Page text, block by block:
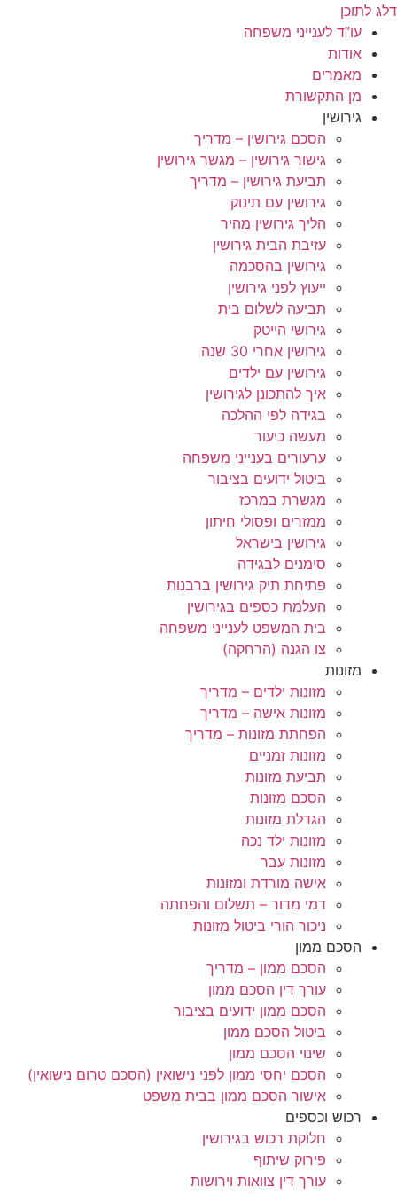
דלג לתוכן
עו”ד לענייני משפחה
אודות
מאמרים
מן התקשורת
גירושין
הסכם גירושין – מדריך
גישור גירושין – מגשר גירושין
תביעת גירושין – מדריך
גירושין עם תינוק
הליך גירושין מהיר
עזיבת הבית גירושין
גירושין בהסכמה
ייעוץ לפני גירושין
תביעה לשלום בית
גירושי הייטק
גירושין אחרי 30 שנה
גירושין עם ילדים
איך להתכונן לגירושין
בגידה לפי ההלכה
מעשה כיעור
ערעורים בענייני משפחה
ביטול ידועים בציבור
מגשרת במרכז
ממזרים ופסולי חיתון
גירושין בישראל
סימנים לבגידה
פתיחת תיק גירושין ברבנות
העלמת כספים בגירושין
בית המשפט לענייני משפחה
צו הגנה (הרחקה)
מזונות
מזונות ילדים – מדריך
מזונות אישה – מדריך
הפחתת מזונות – מדריך
מזונות זמניים
תביעת מזונות
הסכם מזונות
הגדלת מזונות
מזונות ילד נכה
מזונות עבר
אישה מורדת ומזונות
דמי מדור – תשלום והפחתה
ניכור הורי ביטול מזונות
הסכם ממון
הסכם ממון – מדריך
עורך דין הסכם ממון
הסכם ממון ידועים בציבור
ביטול הסכם ממון
שינוי הסכם ממון
הסכם יחסי ממון לפני נישואין (הסכם טרום נישואין)
אישור הסכם ממון בבית משפט
רכוש וכספים
חלוקת רכוש בגירושין
פירוק שיתוף
עורך דין צוואות וירושות